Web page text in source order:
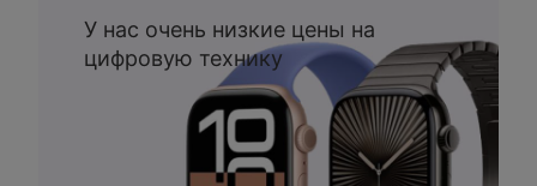
У нас очень низкие цены на
цифровую технику